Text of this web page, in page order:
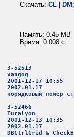
Скачать: CL | DM;
Память: 0.45 MB
Время: 0.008 c
3-52513
vangog
2001-12-17 10:55
2002.01.17
порядковый номер
3-52466
Turalyon
2001-12-13 10:35
2002.01.17
DBCtrlGrid &